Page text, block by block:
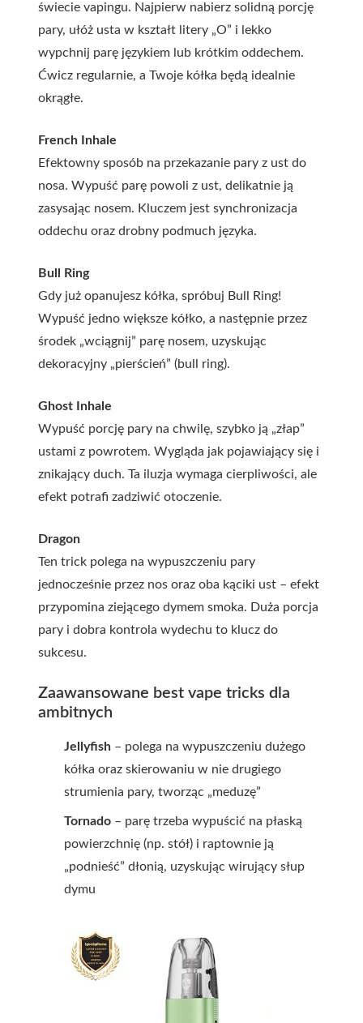
świecie vapingu. Najpierw nabierz solidną porcję
pary, ułóż usta w kształt litery „O” i lekko
wypchnij parę językiem lub krótkim oddechem.
Ćwicz regularnie, a Twoje kółka będą idealnie
okrągłe.
French Inhale
Efektowny sposób na przekazanie pary z ust do
nosa. Wypuść parę powoli z ust, delikatnie ją
zasysając nosem. Kluczem jest synchronizacja
oddechu oraz drobny podmuch języka.
Bull Ring
Gdy już opanujesz kółka, spróbuj Bull Ring!
Wypuść jedno większe kółko, a następnie przez
środek „wciągnij” parę nosem, uzyskując
dekoracyjny „pierścień” (bull ring).
Ghost Inhale
Wypuść porcję pary na chwilę, szybko ją „złap”
ustami z powrotem. Wygląda jak pojawiający się i
znikający duch. Ta iluzja wymaga cierpliwości, ale
efekt potrafi zadziwić otoczenie.
Dragon
Ten trick polega na wypuszczeniu pary
jednocześnie przez nos oraz oba kąciki ust – efekt
przypomina ziejącego dymem smoka. Duża porcja
pary i dobra kontrola wydechu to klucz do
sukcesu.
Zaawansowane best vape tricks dla
ambitnych
Jellyfish – polega na wypuszczeniu dużego
kółka oraz skierowaniu w nie drugiego
strumienia pary, tworząc „meduzę”
Tornado – parę trzeba wypuścić na płaską
powierzchnię (np. stół) i raptownie ją
„podnieść” dłonią, uzyskując wirujący słup
dymu